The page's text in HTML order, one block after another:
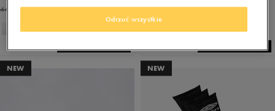
44,99 zł- najniższa cena 84,99 zł- najniższa cena
NEW NEW
Odrzuć wszystkie